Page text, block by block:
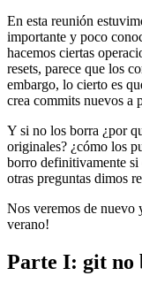
En esta reunión
importante y poco
hacemos ciertas
resets, parece que los
embargo, lo cierto es
crea commits nuevos a
Y si no los borra ¿por
originales? ¿cómo los
borro definitivamente si
otras preguntas dimos
Nos veremos de nuevo
verano!
Parte I: git